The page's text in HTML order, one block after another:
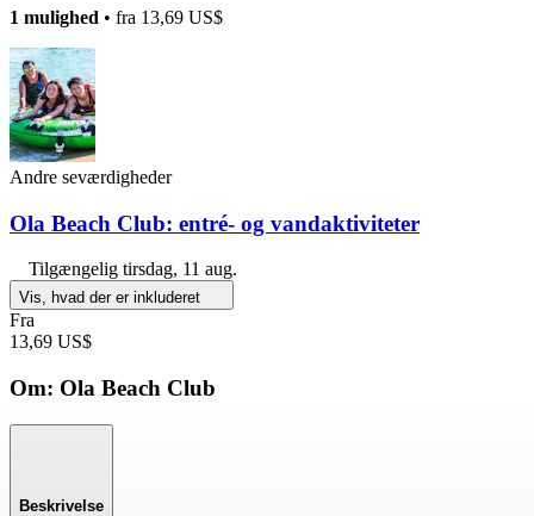
1 mulighed • fra 13,69 US$
Andre seværdigheder
Ola Beach Club: entré- og vandaktiviteter
Tilgængelig tirsdag, 11 aug.
Vis, hvad der er inkluderet
Fra
13,69 US$
Om: Ola Beach Club
Beskrivelse